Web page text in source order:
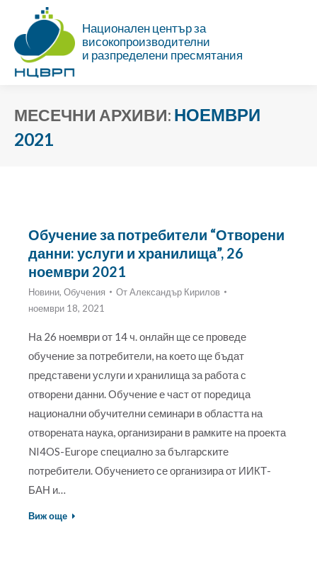
Национален център за
високопроизводителни
и разпределени пресмятания
МЕСЕЧНИ АРХИВИ: НОЕМВРИ
2021
Обучение за потребители “Отворени
данни: услуги и хранилища”, 26
ноември 2021
Новини, Обучения ОтАлександър Кирилов
ноември 18, 2021
На 26 ноември от 14 ч. онлайн ще се проведе
обучение за потребители, на което ще бъдат
представени услуги и хранилища за работа с
отворени данни. Обучение е част от поредица
национални обучителни семинари в областта на
отворената наука, организирани в рамките на проекта
NI4OS-Europe специално за българските
потребители. Обучението се организира от ИИКТ-
БАН и…
Виж още